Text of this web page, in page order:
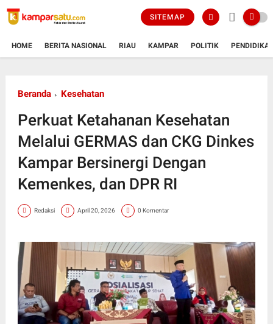
SITEMAP
HOME BERITA NASIONAL RIAU KAMPAR POLITIK
Beranda Kesehatan
Perkuat Ketahanan Kesehatan
Melalui GERMAS dan CKG Dinkes
Kampar Bersinergi Dengan
Kemenkes, dan DPR RI
Redaksi April 20, 2026 0 Komentar